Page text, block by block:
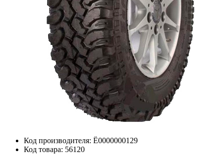
Код производителя: Ё0000000129
Код товара: 56120